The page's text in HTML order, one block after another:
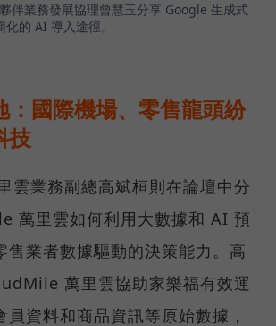
伴業務發展協理曾慧玉分享 Google 生成式
的 AI 導入途徑。
：國際機場、零售龍頭紛
技
雲業務副總高斌桓則在論壇中分
萬里雲如何利用大數據和 AI 預
售業者數據驅動的決策能力。高
萬里雲協助家樂福有效運
員資料和商品資訊等原始數據，